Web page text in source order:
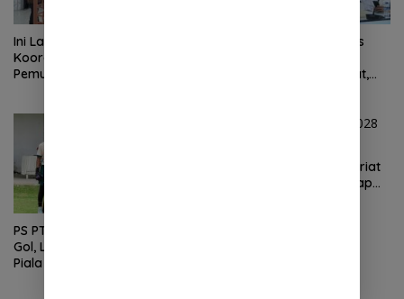
Ini Laporan Hasil Rapat
Koordinasi Indikator
Pemulihan Kab. Langkat
Rapat Koordinasi Satgas
Pemulihan Banjir Langkat,
PS PTPN III.U-15 THN Pesta
Gol, Libas PERSEDA FC 5-1 di
Piala Soeratin 2026
Kunjungi Kantor Sekretariat
Bekasi, Lintas Daerah Siap